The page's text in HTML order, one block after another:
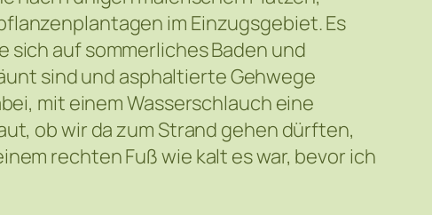
im Einzugsgebiet. Es
sich auf sommerliches Baden und
sind und asphaltierte Gehwege
mit einem Wasserschlauch eine
ob wir da zum Strand gehen dürften,
rechten Fuß wie kalt es war, bevor ich